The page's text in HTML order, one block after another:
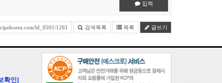
입력
ld_0501/1261 검색목록 목록 글쓰기
확인]